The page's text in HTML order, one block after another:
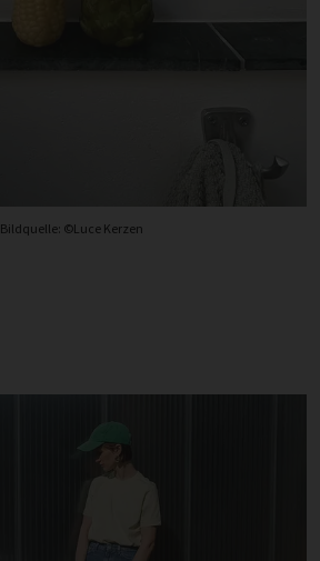
Bildquelle: ©Luce Kerzen